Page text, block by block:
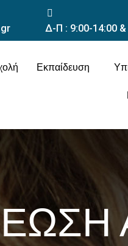
Δ-Π : 9:00-14:00
Εκπαίδευση